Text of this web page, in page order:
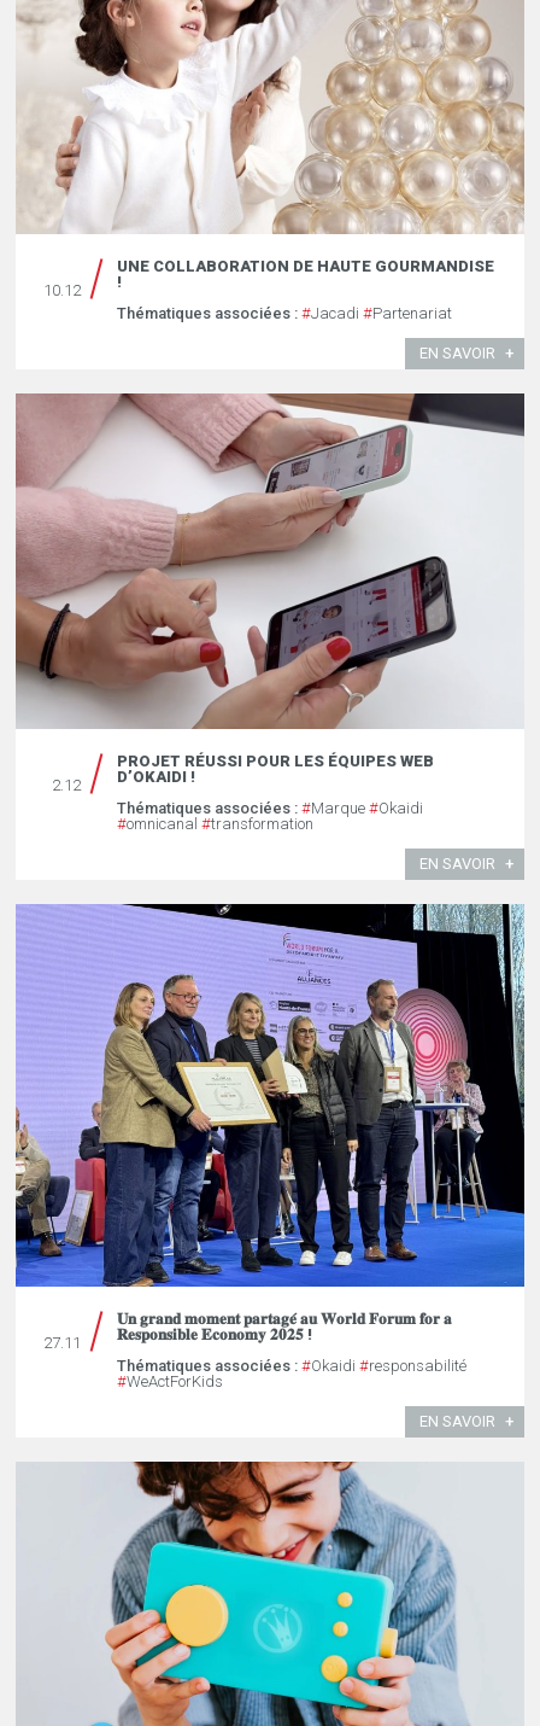
10.12
UNE COLLABORATION DE HAUTE GOURMANDISE
!
Thématiques associées : #Jacadi #Partenariat
EN SAVOIR
2.12
PROJET RÉUSSI POUR LES ÉQUIPES WEB
D’OKAIDI !
Thématiques associées : #Marque #Okaidi
#omnicanal #transformation
EN SAVOIR
27.11
𝐔𝐧 𝐠𝐫𝐚𝐧𝐝 𝐦𝐨𝐦𝐞𝐧𝐭 𝐩𝐚𝐫𝐭𝐚𝐠𝐞́ 𝐚𝐮 𝐖𝐨𝐫𝐥𝐝 𝐅𝐨𝐫𝐮𝐦 𝐟𝐨𝐫 𝐚
𝐑𝐞𝐬𝐩𝐨𝐧𝐬𝐢𝐛𝐥𝐞 𝐄𝐜𝐨𝐧𝐨𝐦𝐲 𝟐𝟎𝟐𝟓 !
Thématiques associées : #Okaidi #responsabilité
#WeActForKids
EN SAVOIR